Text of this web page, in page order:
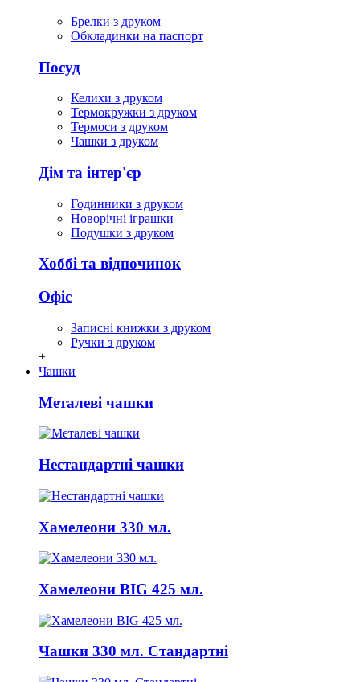
Брелки з друком
Обкладинки на паспорт
Посуд
Келихи з друком
Термокружки з друком
Термоси з друком
Чашки з друком
Дім та інтер'єр
Годинники з друком
Новорічні іграшки
Подушки з друком
Хоббі та відпочинок
Офіс
Записні книжки з друком
Ручки з друком
+
Чашки
Металеві чашки
Нестандартні чашки
Хамелеони 330 мл.
Хамелеони BIG 425 мл.
Чашки 330 мл. Стандартні